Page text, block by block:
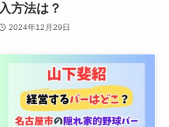
入方法は？
2024年12月29日